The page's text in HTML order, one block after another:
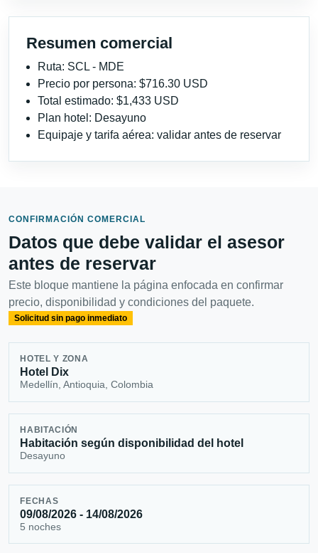
Resumen comercial
Ruta: SCL - MDE
Precio por persona: $716.30 USD
Total estimado: $1,433 USD
Plan hotel: Desayuno
Equipaje y tarifa aérea: validar antes de reservar
CONFIRMACIÓN COMERCIAL
Datos que debe validar el asesor
antes de reservar
Este bloque mantiene la página enfocada en confirmar
precio, disponibilidad y condiciones del paquete.
Solicitud sin pago inmediato
HOTEL Y ZONA
Hotel Dix
Medellín, Antioquia, Colombia
HABITACIÓN
Habitación según disponibilidad del hotel
Desayuno
FECHAS
09/08/2026 - 14/08/2026
5 noches